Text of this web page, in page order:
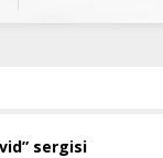
sergisi